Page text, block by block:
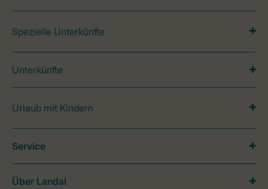
Spezielle Unterkünfte
Unterkünfte
Urlaub mit Kindern
Service
Über Landal